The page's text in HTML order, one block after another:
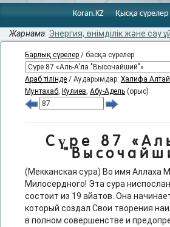
Koran.KZ Қысқа сүрелер
Жарнама: Энергия, өнімділік және
Барлық сүрелер / басқа сүрелер
Араб тілінде / Аударымдар: Халифа Алтай
Мунтахаб, Кулиев, Абу-Адель (орыс)
Сүре 87
(Мекканская сура) Во имя Аллаха
Милосердного! Эта сура
состоит из 19 айатов. Она
который создал Свои творения
в полном совершенстве и